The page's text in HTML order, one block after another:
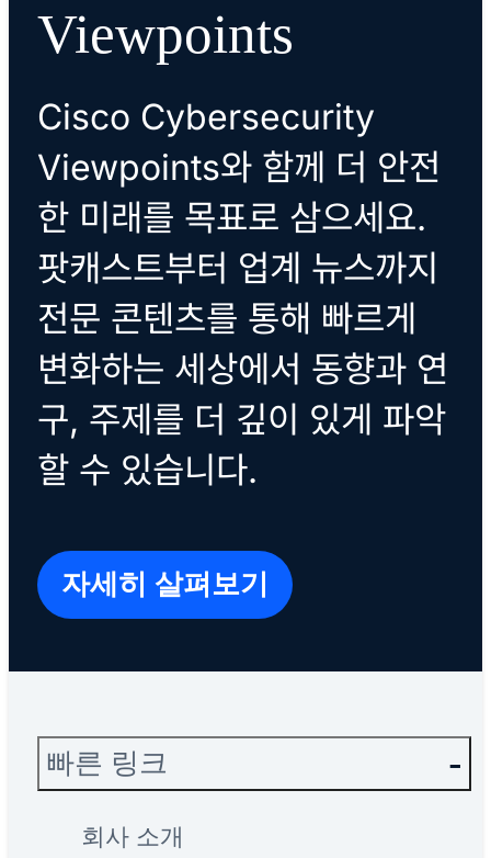
Viewpoints
Cisco Cybersecurity
Viewpoints와 함께 더 안전
한 미래를 목표로 삼으세요.
팟캐스트부터 업계 뉴스까지
전문 콘텐츠를 통해 빠르게
변화하는 세상에서 동향과 연
구, 주제를 더 깊이 있게 파악
할 수 있습니다.
자세히 살펴보기
빠른 링크
회사 소개